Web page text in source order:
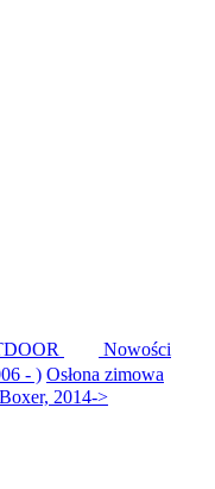
Nowości
- ) Osłona zimowa
2014->